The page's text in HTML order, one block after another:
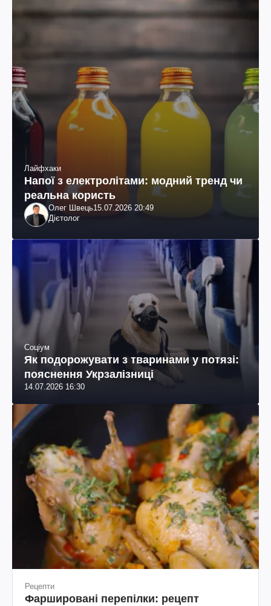
Лайфхаки
Напої з електролітами: модний тренд чи
реальна користь
Олег Швець15.07.2026 20:49
Дієтолог
Соціум
Як подорожувати з тваринами у потязі:
пояснення Укрзалізниці
14.07.2026 16:30
Рецепти
Фаршировані перепілки: рецепт